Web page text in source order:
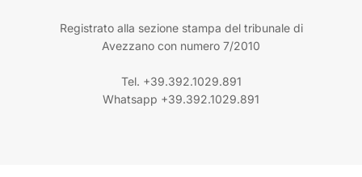
Registrato alla sezione stampa del tribunale di
Avezzano con numero 7/2010
Tel. +39.392.1029.891
Whatsapp +39.392.1029.891